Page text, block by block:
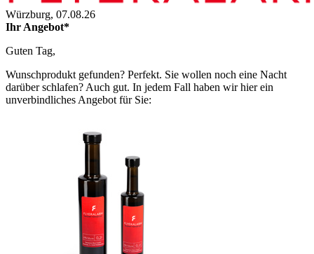
Würzburg, 07.08.26
Ihr Angebot*
Guten Tag,
Wunschprodukt gefunden? Perfekt. Sie wollen noch eine Nacht
darüber schlafen? Auch gut. In jedem Fall haben wir hier ein
unverbindliches Angebot für Sie: